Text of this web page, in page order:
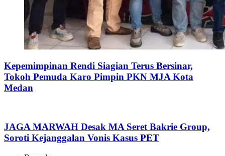
Kepemimpinan Rendi Siagian Terus Bersinar,
Tokoh Pemuda Karo Pimpin PKN MJA Kota
Medan
JAGA MARWAH Desak MA Seret Bakrie Group,
Soroti Kejanggalan Vonis Kasus PET